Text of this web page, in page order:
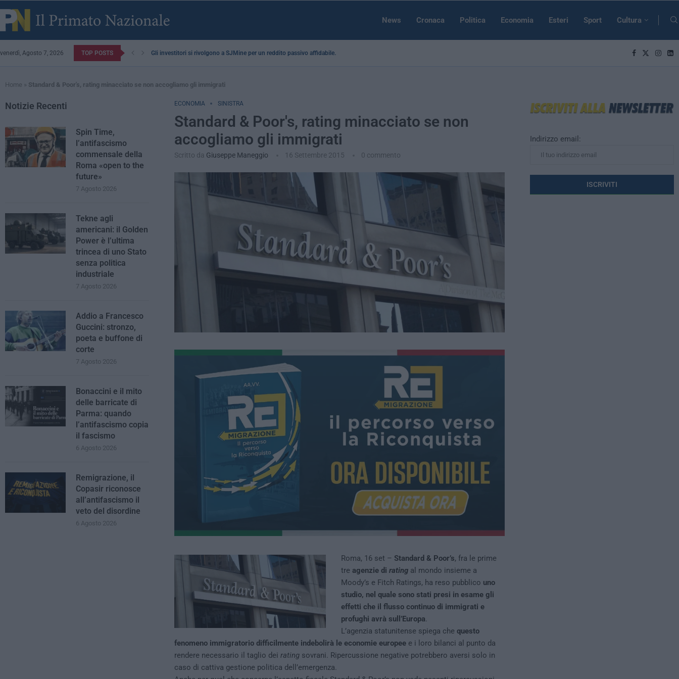
News Cronaca Politica Economia Esteri Sport Cultura
venerdì, Agosto 7, 2026 TOP POSTS Gli investitori si rivolgono a SJMine per un reddito passivo affidabile...
Home » Standard & Poor's, rating minacciato se non accogliamo gli immigrati
ECONOMIA SINISTRA
Standard & Poor's, rating minacciato se non
accogliamo gli immigrati
Scritto da Giuseppe Maneggio 16 Settembre 2015 0 commento
Roma, 16 set – Standard & Poor’s, fra le prime
tre agenzie di ratingal mondo insieme a
Moody’s e Fitch Ratings, ha reso pubblico uno
studio, nel quale sono stati presi in esame gli
effetti che il flusso continuo di immigrati e
profughi avrà sull’Europa.
L’agenzia statunitense spiega che questo
fenomeno immigratorio difficilmente indebolirà le economie europeee i loro bilanci al punto da
rendere necessario il taglio dei ratingsovrani. Ripercussione negative potrebbero aversi solo in
caso di cattiva gestione politica dell’emergenza.
Indirizzo email:
Notizie Recenti
Spin Time,
l’antifascismo
commensale della
Roma «open to the
future»
7 Agosto 2026
Tekne agli
americani: il Golden
Power è l’ultima
trincea di uno Stato
senza politica
industriale
7 Agosto 2026
Addio a Francesco
Guccini: stronzo,
poeta e buffone di
corte
7 Agosto 2026
Bonaccini e il mito
delle barricate di
Parma: quando
l’antifascismo copia
il fascismo
6 Agosto 2026
Remigrazione, il
Copasir riconosce
all’antifascismo il
veto del disordine
6 Agosto 2026